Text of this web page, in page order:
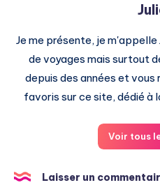
Je me présente, je m'appelle
de voyages mais surtout
depuis des années et
favoris sur ce site, dédié à
Voir tous
Laisser un